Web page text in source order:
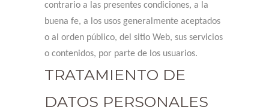
contrario a las presentes condiciones, a la
buena fe, a los usos generalmente aceptados
o al orden público, del sitio Web, sus servicios
o contenidos, por parte de los usuarios.
TRATAMIENTO DE
DATOS PERSONALES